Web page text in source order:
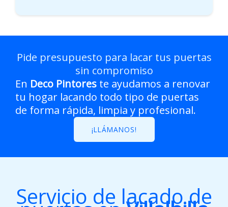
Pide presupuesto para lacar tus puertas
sin compromiso
En Deco Pintores te ayudamos a renovar
tu hogar lacando todo tipo de puertas
de forma rápida, limpia y profesional.
¡LLÁMANOS!
Servicio de lacado de